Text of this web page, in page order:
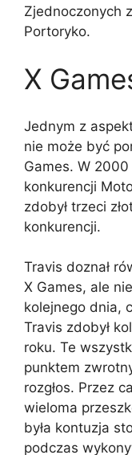
Zjednoczonych
Portoryko.
X
Jednym z
nie może być
Games. W 2000
konkurencji
zdobył trzeci
konkurencji.
Travis doznał
X Games, ale
kolejnego dnia,
Travis zdobył
roku. Te
punktem
rozgłos. Przez
wieloma
była kontuzja
podczas